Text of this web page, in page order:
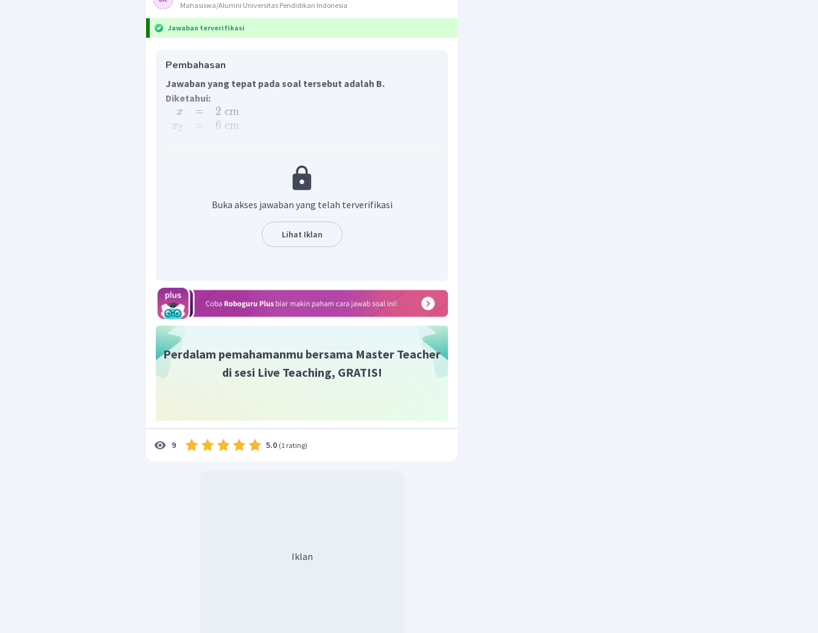
Mahasiswa/Alumni Universitas Pendidikan Indonesia
Jawaban terverifikasi
Pembahasan
Jawaban yang tepat pada soal tersebut adalah B.
Diketahui:
x
x2
=
=
2 cm
6 cm
Berdasarkan Hukum Hooke persamaan gaya pegas adalah :
Kemudian usahanya adalah:
1 2
Sehingga dengan menggabungakan kedua persamaan tersebut
=
0,022 0,06
300 W N
Oleh karena itu jawaban yang sesuai adalah B.
Buka akses jawaban yang telah terverifikasi
Lihat Iklan
Perdalam pemahamanmu bersama Master Teacher
di sesi Live Teaching, GRATIS!
9 5.0 (1 rating)
Iklan